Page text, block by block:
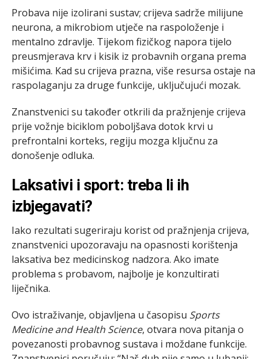
Probava nije izolirani sustav; crijeva sadrže milijune
neurona, a mikrobiom utječe na raspoloženje i
mentalno zdravlje. Tijekom fizičkog napora tijelo
preusmjerava krv i kisik iz probavnih organa prema
mišićima. Kad su crijeva prazna, više resursa ostaje na
raspolaganju za druge funkcije, uključujući mozak.
Znanstvenici su također otkrili da pražnjenje crijeva
prije vožnje biciklom poboljšava dotok krvi u
prefrontalni korteks, regiju mozga ključnu za
donošenje odluka.
Laksativi i sport: treba li ih
izbjegavati?
Iako rezultati sugeriraju korist od pražnjenja crijeva,
znanstvenici upozoravaju na opasnosti korištenja
laksativa bez medicinskog nadzora. Ako imate
problema s probavom, najbolje je konzultirati
liječnika.
Ovo istraživanje, objavljena u časopisu Sports
Medicine and Health Science, otvara nova pitanja o
povezanosti probavnog sustava i moždane funkcije.